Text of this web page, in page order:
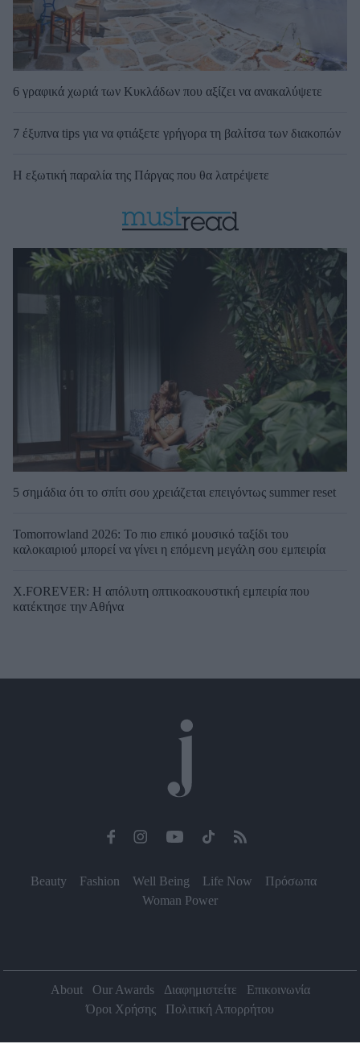
6 γραφικά χωριά των Κυκλάδων που αξίζει να ανακαλύψετε
7 έξυπνα tips για να φτιάξετε γρήγορα τη βαλίτσα των διακοπών
Η εξωτική παραλία της Πάργας που θα λατρέψετε
5 σημάδια ότι το σπίτι σου χρειάζεται επειγόντως summer reset
Tomorrowland 2026: Το πιο επικό μουσικό ταξίδι του
καλοκαιριού μπορεί να γίνει η επόμενη μεγάλη σου εμπειρία
X.FOREVER: Η απόλυτη οπτικοακουστική εμπειρία που
κατέκτησε την Αθήνα
Beauty Fashion Well Being Life Now
Πρόσωπα
Woman Power
About Our Awards Διαφημιστείτε
Επικοινωνία
Όροι Χρήσης
Πολιτική Απορρήτου